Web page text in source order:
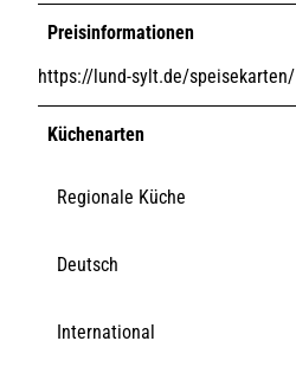
Preisinformationen
https://lund-sylt.de/speisekarten/
Küchenarten
Regionale Küche
Deutsch
International